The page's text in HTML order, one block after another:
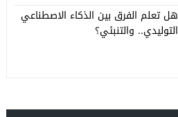
هل تعلم الفرق بين الذكاء الاصطناعي
التوليدي.. والتنبئي؟